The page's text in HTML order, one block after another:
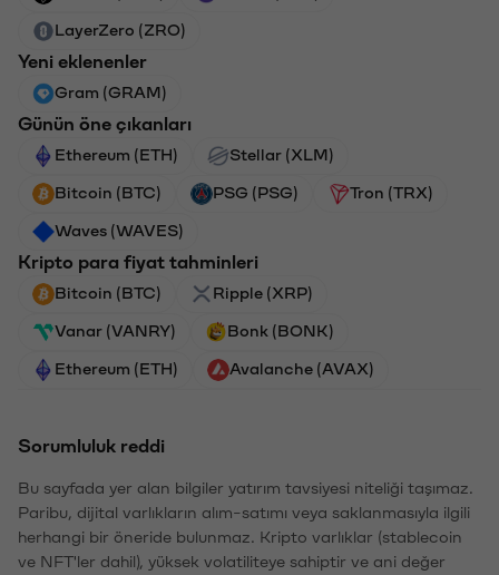
LayerZero (ZRO)
Yeni eklenenler
Gram (GRAM)
Günün öne çıkanları
Ethereum (ETH) Stellar (XLM)
Bitcoin (BTC) PSG (PSG) Tron (TRX)
Waves (WAVES)
Kripto para fiyat tahminleri
Bitcoin (BTC) Ripple (XRP)
Vanar (VANRY) Bonk (BONK)
Ethereum (ETH) Avalanche (AVAX)
Sorumluluk reddi
Bu sayfada yer alan bilgiler yatırım tavsiyesi niteliği taşımaz.
Paribu, dijital varlıkların alım-satımı veya saklanmasıyla ilgili
herhangi bir öneride bulunmaz. Kripto varlıklar (stablecoin
ve NFT'ler dahil), yüksek volatiliteye sahiptir ve ani değer